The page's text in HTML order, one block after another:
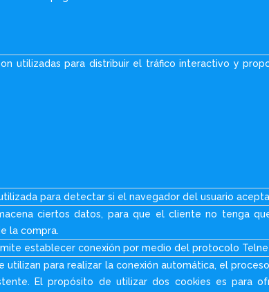
utilizadas para distribuir el tráfico interactivo y
para detectar si el navegador del usuario
ciertos datos, para que el cliente no tenga
la compra.
establecer conexión por medio del protocolo
utilizan para realizar la conexión automática, el
El propósito de utilizar dos cookies es para